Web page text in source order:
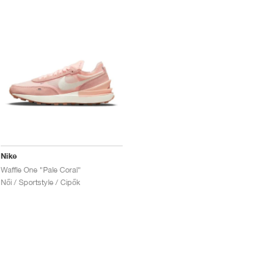
Nike
Waffle One "Pale Coral"
Női / Sportstyle / Cipők